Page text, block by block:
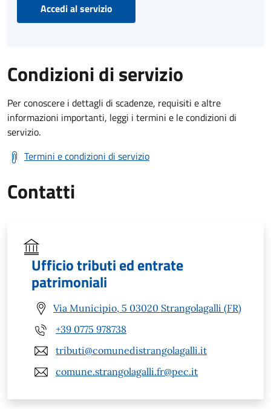
Accedi al servizio
Condizioni di servizio
Per conoscere i dettagli di scadenze, requisiti e altre
informazioni importanti, leggi i termini e le condizioni di
servizio.
Termini e condizioni di servizio
Contatti
Ufficio tributi ed entrate
patrimoniali
Via Municipio, 5 03020 Strangolagalli (FR)
+39 0775 978738
tributi@comunedistrangolagalli.it
comune.strangolagalli.fr@pec.it